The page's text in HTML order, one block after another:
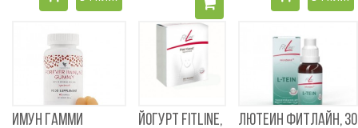
ИМУН ГАММИ
ЙОГУРТ FITLINE,
ЛЮТЕИН ФИТЛАЙН, 30